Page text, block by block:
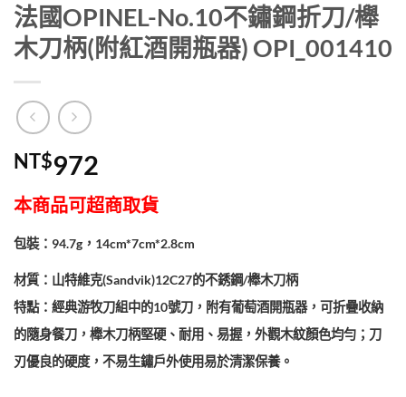
法國OPINEL-No.10不鏽鋼折刀/櫸
木刀柄(附紅酒開瓶器) OPI_001410
NT$972
本商品可超商取貨
包裝：94.7g，14cm*7cm*2.8cm
材質：山特維克(Sandvik)12C27的不銹鋼/櫸木刀柄
特點：經典游牧刀組中的10號刀，附有葡萄酒開瓶器，可折疊收納
的隨身餐刀，櫸木刀柄堅硬、耐用、易握，外觀木紋顏色均勻；刀
刃優良的硬度，不易生鏽戶外使用易於清潔保養。